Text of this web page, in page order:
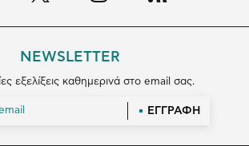
NEWSLETTER
εξελίξεις καθημερινά στο email σας.
ΕΓΓΡΑΦΗ